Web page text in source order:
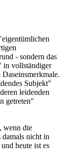
- sondern das
in vollständiger
Subjekt"
leidenden
getreten"
wenn die
damals nicht in
heute ist es